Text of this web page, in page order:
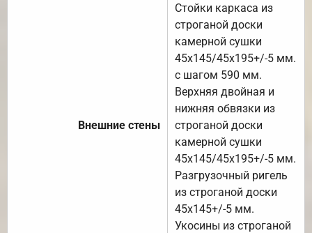
Внешние стены
Стойки каркаса из
строганой доски
камерной сушки
45х145/45х195+/-5 мм.
с шагом 590 мм.
Верхняя двойная и
нижняя обвязки из
строганой доски
камерной сушки
45х145/45х195+/-5 мм.
Разгрузочный ригель
из строганой доски
45х145+/-5 мм.
Укосины из строганой